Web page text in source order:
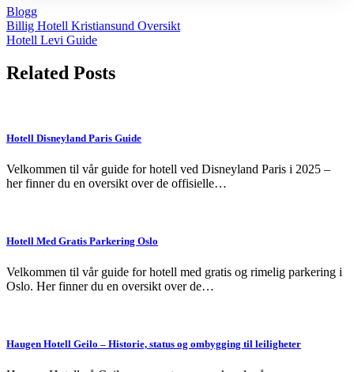
Blogg
Post
navigation
Billig Hotell Kristiansund Oversikt
Hotell Levi Guide
Related Posts
Hotell Disneyland Paris Guide
Velkommen til vår guide for hotell ved Disneyland Paris i 2025 –
her finner du en oversikt over de offisielle…
Hotell Med Gratis Parkering Oslo
Velkommen til vår guide for hotell med gratis og rimelig parkering i
Oslo. Her finner du en oversikt over de…
Haugen Hotell Geilo – Historie, status og ombygging til leiligheter